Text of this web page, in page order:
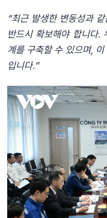
“최근 발생한 변동성과
반드시 확보해야 합니다.
계를 구축할 수 있으며,
입니다.”